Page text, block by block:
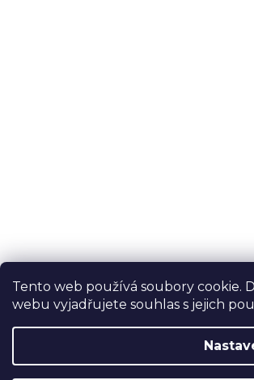
Tento web používá soubory cookie.
webu vyjadřujete souhlas s jejich